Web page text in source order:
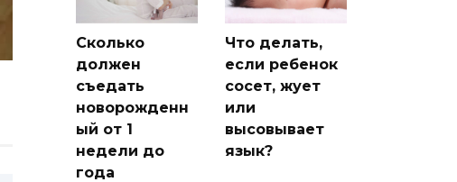
Сколько
должен
съедать
новорожденн
ый от 1
недели до
года
Что делать,
если ребенок
сосет, жует
или
высовывает
язык?